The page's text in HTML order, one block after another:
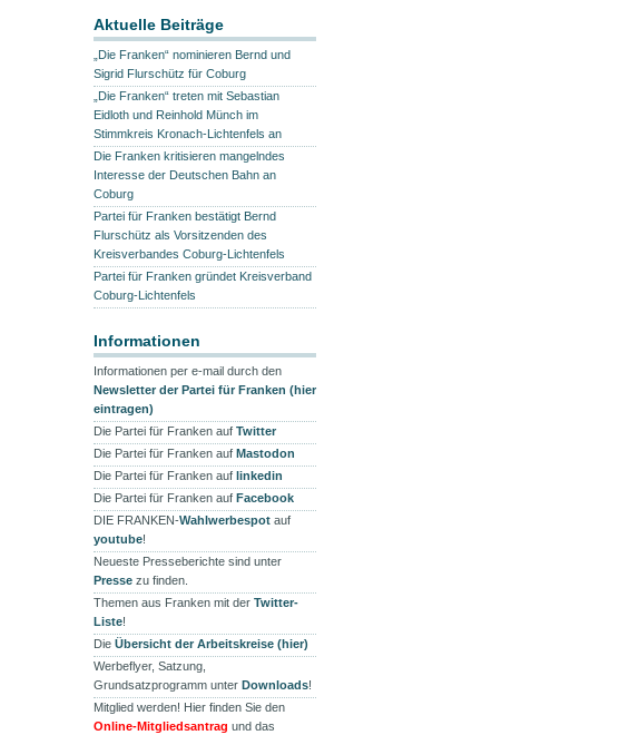
Aktuelle Beiträge
„Die Franken“ nominieren Bernd und
Sigrid Flurschütz für Coburg
„Die Franken“ treten mit Sebastian
Eidloth und Reinhold Münch im
Stimmkreis Kronach-Lichtenfels an
Die Franken kritisieren mangelndes
Interesse der Deutschen Bahn an
Coburg
Partei für Franken bestätigt Bernd
Flurschütz als Vorsitzenden des
Kreisverbandes Coburg-Lichtenfels
Partei für Franken gründet Kreisverband
Coburg-Lichtenfels
Informationen
Informationen per e-mail durch den
Newsletter der Partei für Franken (hier
eintragen)
Die Partei für Franken auf Twitter
Die Partei für Franken auf Mastodon
Die Partei für Franken auf linkedin
Die Partei für Franken auf Facebook
DIE FRANKEN-Wahlwerbespot auf
youtube!
Neueste Presseberichte sind unter
Presse zu finden.
Themen aus Franken mit der Twitter-
Liste!
Die Übersicht der Arbeitskreise (hier)
Werbeflyer, Satzung,
Grundsatzprogramm unter Downloads!
Mitglied werden! Hier finden Sie den
Online-Mitgliedsantrag und das